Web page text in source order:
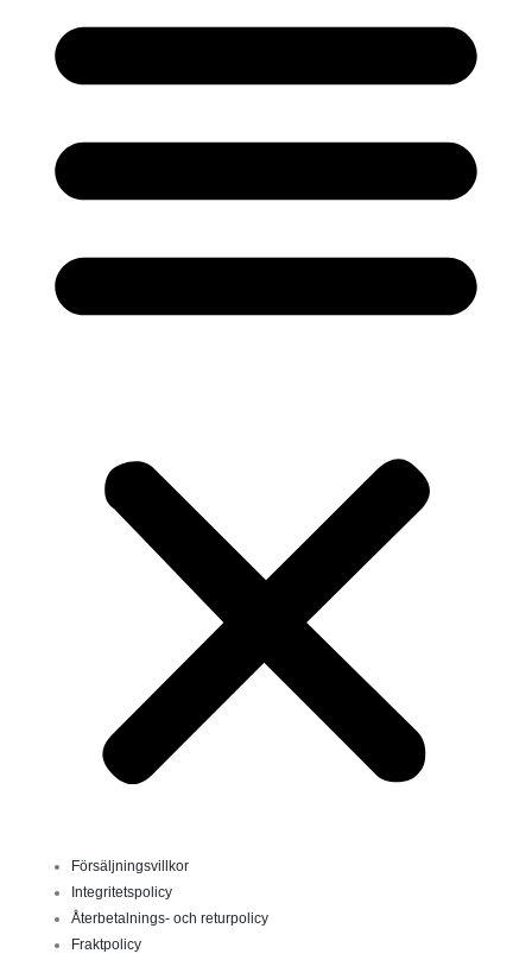
Försäljningsvillkor
Integritetspolicy
Återbetalnings- och returpolicy
Fraktpolicy